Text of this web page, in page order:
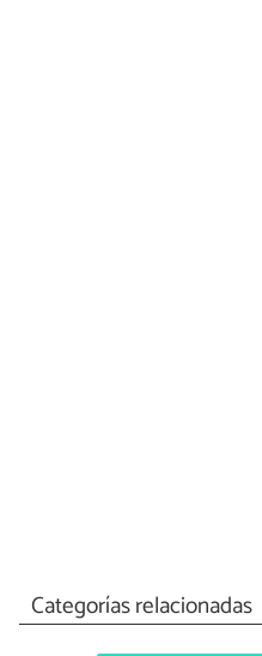
Categorías relacionadas